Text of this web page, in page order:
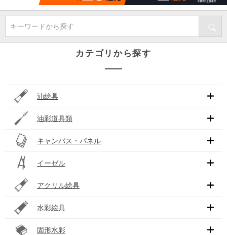
キーワードから探す
カテゴリから探す
油絵具
油彩道具類
キャンバス・パネル
イーゼル
アクリル絵具
水彩絵具
固形水彩